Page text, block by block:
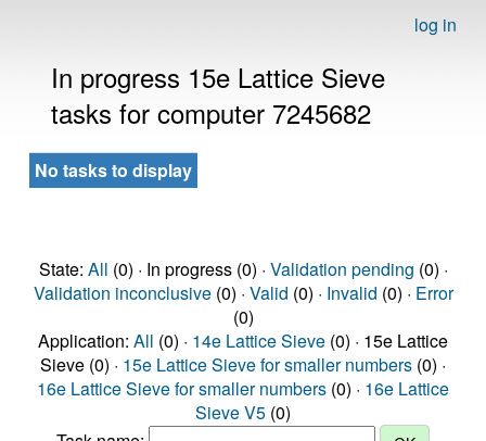
log in
In progress 15e Lattice Sieve
tasks for computer 7245682
No tasks to display
State: All (0) · In progress (0) · Validation pending (0) ·
Validation inconclusive(0) · Valid (0) · Invalid (0) · Error
(0)
Application: All (0) · 14e Lattice Sieve (0) · 15e Lattice
Sieve (0) · 15e Lattice Sieve for smaller numbers (0) ·
16e Lattice Sieve for smaller numbers (0) · 16e Lattice
Sieve V5 (0)